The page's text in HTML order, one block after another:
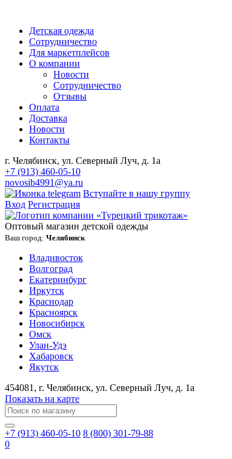
Детская одежда
Сотрудничество
Для маркетплейсов
О компании
Новости
Сотрудничество
Отзывы
Оплата
Доставка
Новости
Контакты
г. Челябинск, ул. Северный Луч, д. 1а
+7 (913) 460-05-10
novosib4991@ya.ru
Вступайте в нашу группу
Вход Регистрация
Оптовый магазин детской одежды
Ваш город: Челябинск
Владивосток
Волгоград
Екатеринбург
Иркутск
Краснодар
Красноярск
Новосибирск
Омск
Улан-Удэ
Хабаровск
Якутск
454081 , г. Челябинск, ул. ​Северный Луч, д. 1а
Показать на карте
+7 (913) 460-05-10 8 (800) 301-79-88
0